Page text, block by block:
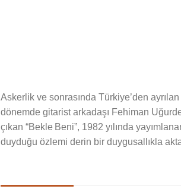
Askerlik ve sonrasında Türkiye’den
dönemde gitarist arkadaşı Fehiman
çıkan “Bekle Beni”, 1982 yılında
duyduğu özlemi derin bir duygusallıkla